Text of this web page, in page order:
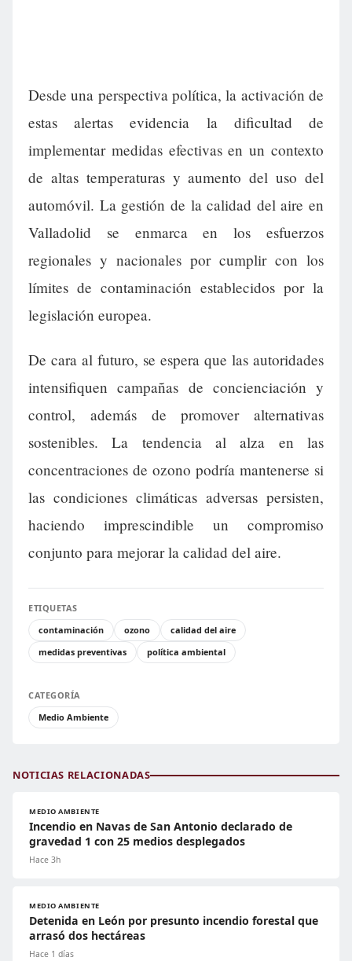
Desde una perspectiva política, la activación de
estas alertas evidencia la dificultad de
implementar medidas efectivas en un contexto
de altas temperaturas y aumento del uso del
automóvil. La gestión de la calidad del aire en
Valladolid se enmarca en los esfuerzos
regionales y nacionales por cumplir con los
límites de contaminación establecidos por la
legislación europea.
De cara al futuro, se espera que las autoridades
intensifiquen campañas de concienciación y
control, además de promover alternativas
sostenibles. La tendencia al alza en las
concentraciones de ozono podría mantenerse si
las condiciones climáticas adversas persisten,
haciendo imprescindible un compromiso
conjunto para mejorar la calidad del aire.
ETIQUETAS
contaminación
ozono
calidad del aire
medidas preventivas
política ambiental
CATEGORÍA
Medio Ambiente
NOTICIAS RELACIONADAS
MEDIO AMBIENTE
Incendio en Navas de San Antonio declarado de
gravedad 1 con 25 medios desplegados
Hace 3h
MEDIO AMBIENTE
Detenida en León por presunto incendio forestal que
arrasó dos hectáreas
Hace 1 días